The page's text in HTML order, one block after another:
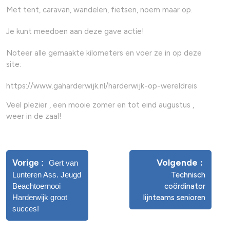
Met tent, caravan, wandelen, fietsen, noem maar op.
Je kunt meedoen aan deze gave actie!
Noteer alle gemaakte kilometers en voer ze in op deze
site:
https://www.gaharderwijk.nl/harderwijk-op-wereldreis
Veel plezier , een mooie zomer en tot eind augustus ,
weer in de zaal!
Vorige
Gert van
Lunteren Ass. Jeugd
Beachtoernooi
Harderwijk groot
succes!
Volgende
Technisch
coördinator
lijnteams senioren